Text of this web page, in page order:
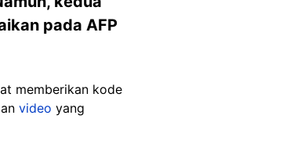
pada AFP
memberikan kode
video yang